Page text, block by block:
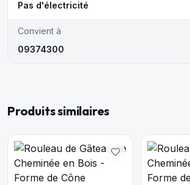
Pas d'électricité
Convient à
09374300
Produits similaires